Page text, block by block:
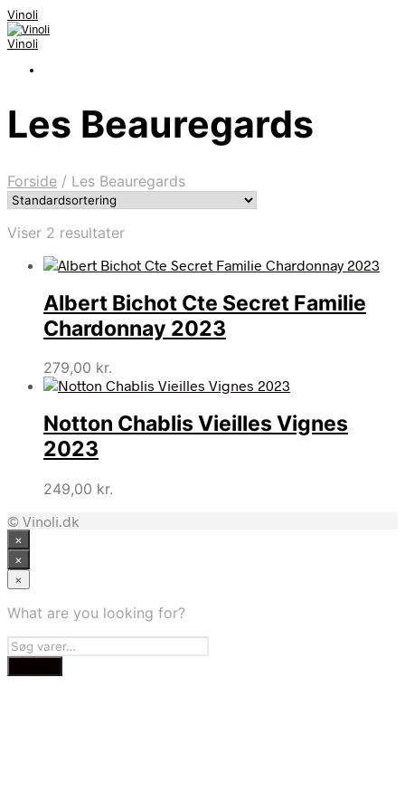
Vinoli
Vinoli
Les Beauregards
Forside / Les Beauregards
Viser 2 resultater
Albert Bichot Cte Secret Familie
Chardonnay 2023
279,00 kr.
Notton Chablis Vieilles Vignes
2023
249,00 kr.
© Vinoli.dk
×
×
×
What are you looking for?